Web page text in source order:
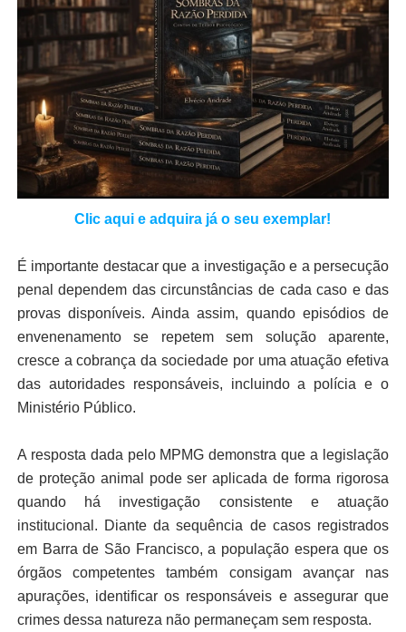
Clic aqui e adquira já o seu exemplar!
É importante destacar que a investigação e a persecução
penal dependem das circunstâncias de cada caso e das
provas disponíveis. Ainda assim, quando episódios de
envenenamento se repetem sem solução aparente,
cresce a cobrança da sociedade por uma atuação efetiva
das autoridades responsáveis, incluindo a polícia e o
Ministério Público.
A resposta dada pelo MPMG demonstra que a legislação
de proteção animal pode ser aplicada de forma rigorosa
quando há investigação consistente e atuação
institucional. Diante da sequência de casos registrados
em Barra de São Francisco, a população espera que os
órgãos competentes também consigam avançar nas
apurações, identificar os responsáveis e assegurar que
crimes dessa natureza não permaneçam sem resposta.